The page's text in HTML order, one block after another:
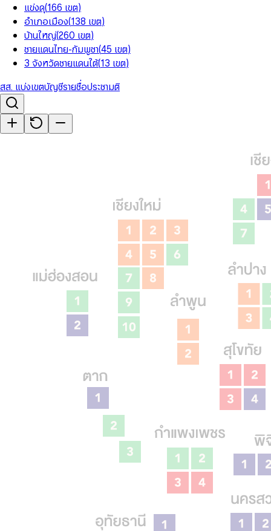
แข่งดุ(166 เขต)
อำเภอเมือง(138 เขต)
บ้านใหญ่(260 เขต)
ชายแดนไทย-กัมพูชา(45 เขต)
3 จังหวัดชายแดนใต้(13 เขต)
สส. แบ่งเขตบัญชีรายชื่อประชามติ